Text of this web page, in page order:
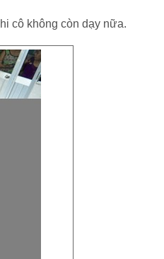
cô không còn dạy nữa.